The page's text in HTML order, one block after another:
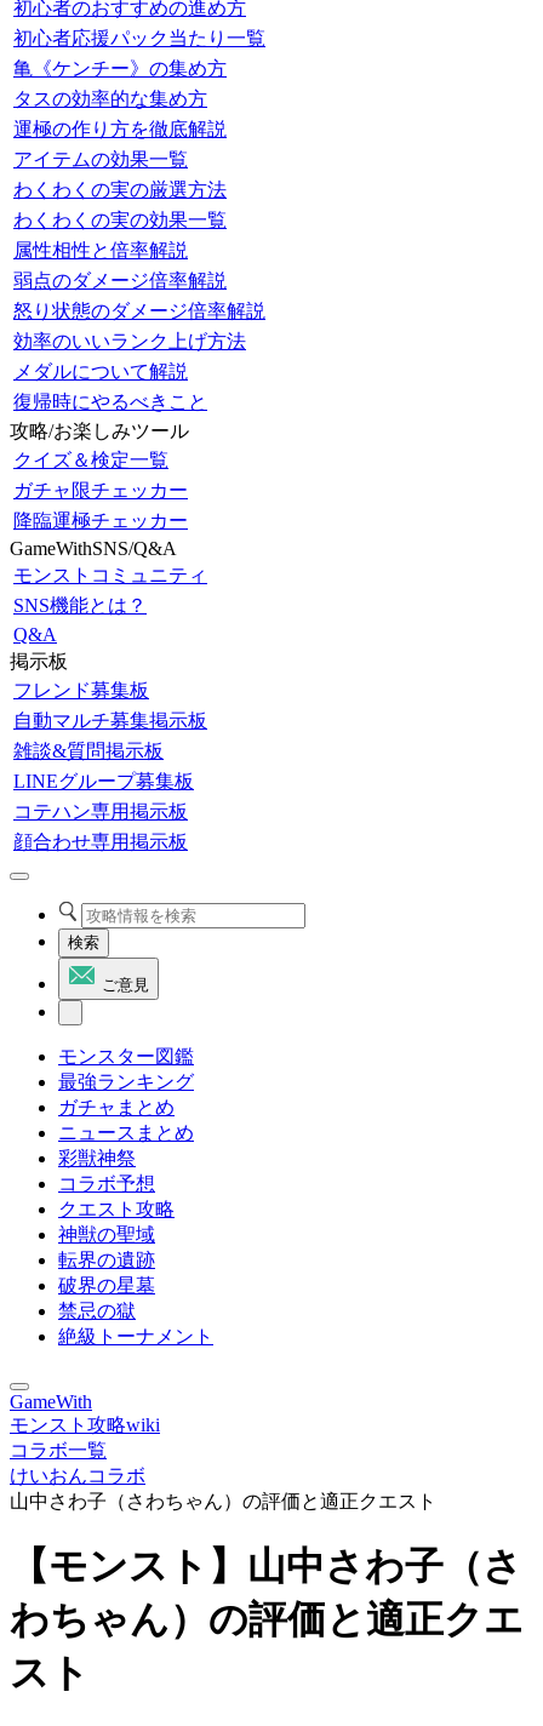
初心者のおすすめの進め方
初心者応援パック当たり一覧
亀《ケンチー》の集め方
タスの効率的な集め方
運極の作り方を徹底解説
アイテムの効果一覧
わくわくの実の厳選方法
わくわくの実の効果一覧
属性相性と倍率解説
弱点のダメージ倍率解説
怒り状態のダメージ倍率解説
効率のいいランク上げ方法
メダルについて解説
復帰時にやるべきこと
攻略/お楽しみツール
クイズ＆検定一覧
ガチャ限チェッカー
降臨運極チェッカー
GameWithSNS/Q&A
モンストコミュニティ
SNS機能とは？
Q&A
掲示板
フレンド募集板
自動マルチ募集掲示板
雑談&質問掲示板
LINEグループ募集板
コテハン専用掲示板
顔合わせ専用掲示板
検索
ご意見
モンスター図鑑
最強ランキング
ガチャまとめ
ニュースまとめ
彩獣神祭
コラボ予想
クエスト攻略
神獣の聖域
転界の遺跡
破界の星墓
禁忌の獄
絶級トーナメント
GameWith
モンスト攻略wiki
コラボ一覧
けいおんコラボ
山中さわ子（さわちゃん）の評価と適正クエスト
【モンスト】山中さわ子（さ
わちゃん）の評価と適正クエ
スト